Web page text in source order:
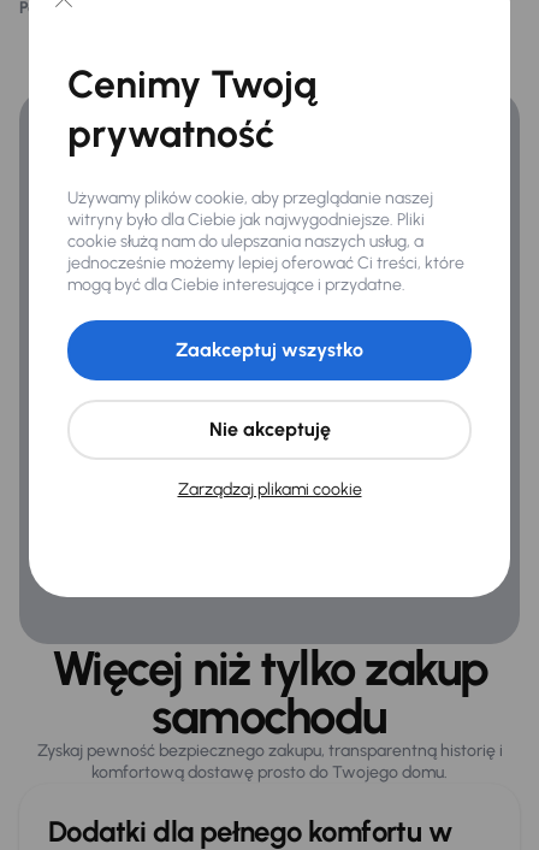
System stabilizacji toru jazdy
Ogólne
1/2 skorzana tapicerka
Hf
Połączenie USB (audio)
Podoba ci się ten opis?
Zyskaj lepsze warunki finansowania niż v banku.
Więcej niż tylko zakup
samochodu
Zyskaj pewność bezpiecznego zakupu, transparentną historię i
komfortową dostawę prosto do Twojego domu.
Dodatki dla pełnego komfortu w
Cenimy Twoją
prywatność
Używamy plików cookie, aby przeglądanie naszej
witryny było dla Ciebie jak najwygodniejsze. Pliki
cookie służą nam do ulepszania naszych usług, a
jednocześnie możemy lepiej oferować Ci treści, które
mogą być dla Ciebie interesujące i przydatne.
Zarządzaj plikami cookie
Nie akceptuję
Zaakceptuj wszystko